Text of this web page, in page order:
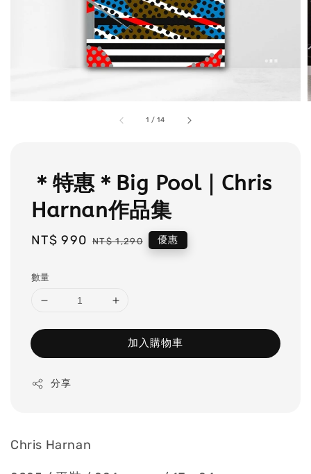
1 /14
＊特惠＊Big Pool｜Chris
Harnan作品集
Sale
NT$ 990 Regular
NT$ 1,290 優惠
數量
加入購物車
分享
Chris Harnan